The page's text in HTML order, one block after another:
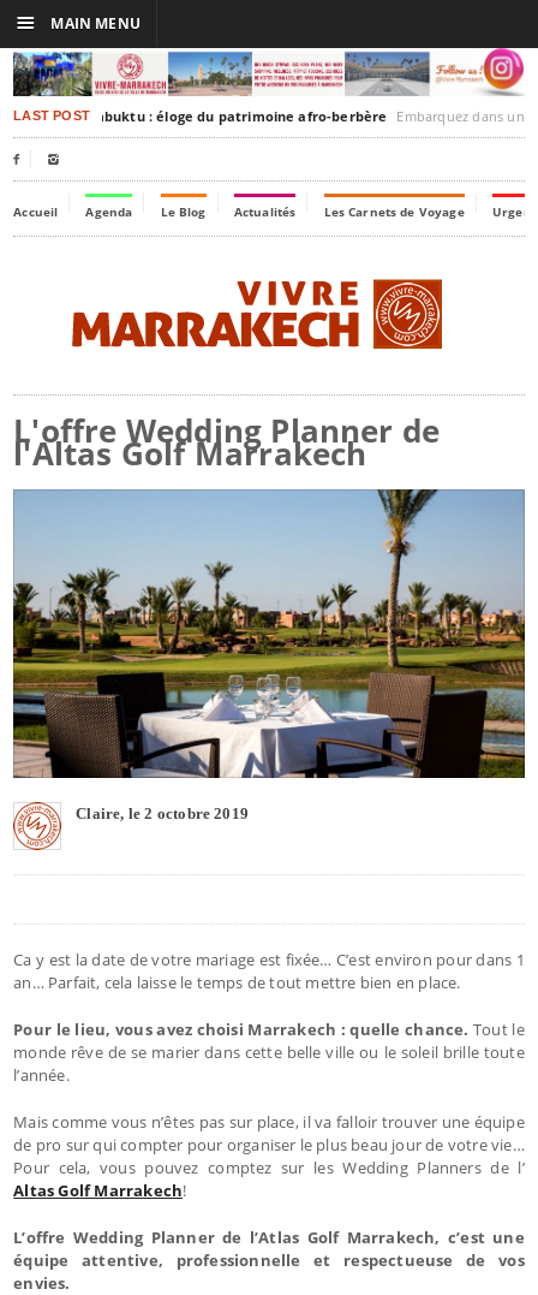
LAST POSTTimbuktu : éloge du patrimoine afro-berbère Embarquez dans un voyage culturel
 
Accueil Agenda Le Blog Actualités Les Carnets de Voyage
L'offre Wedding Planner de
l'Altas Golf Marrakech
Claire, le 2 octobre 2019
Ca y est la date de votre mariage est fixée… C’est environ pour dans 1
an… Parfait, cela laisse le temps de tout mettre bien en place.
Pour le lieu, vous avez choisi Marrakech : quelle chance.Tout le
monde rêve de se marier dans cette belle ville ou le soleil brille toute
l’année.
Mais comme vous n’êtes pas sur place, il va falloir trouver une équipe
de pro sur qui compter pour organiser le plus beau jour de votre vie…
Pour cela, vous pouvez comptez sur les Wedding Planners de l’
Altas Golf Marrakech!
L’offre Wedding Planner de l’Atlas Golf Marrakech, c’est une
équipe attentive, professionnelle et respectueuse de vos
envies.
☰ MAIN MENU